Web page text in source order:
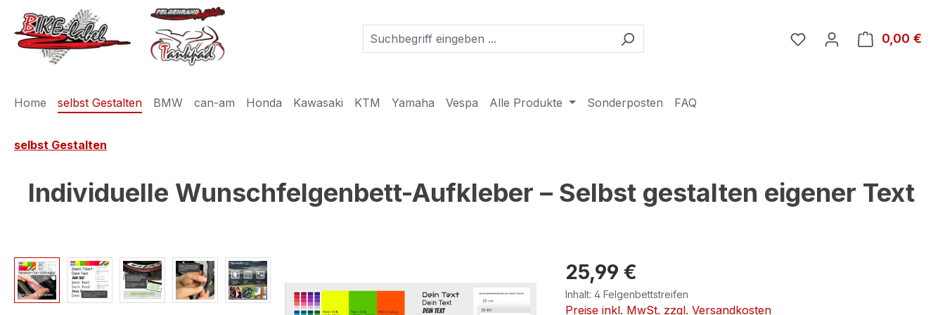
Hauptinhalt springen
Zur Suche springen
Zur Hauptnavigation springen
Du hast 0 Produkte auf
0,00 €
Home selbst Gestalten BMW can-am Honda Kawasaki KTM Yamaha Vespa Alle Produkte Sonderposten FAQ
selbst Gestalten
Individuelle Wunschfelgenbett-Aufkleber – Selbst gestalten eigener Text
Bildergalerie überspringen 25,99 €
Inhalt: 4 Felgenbettstreifen
Preise inkl. MwSt. zzgl. Versandkosten